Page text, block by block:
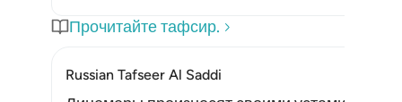
Прочитайте тафсир.
Russian Tafseer Al Saddi